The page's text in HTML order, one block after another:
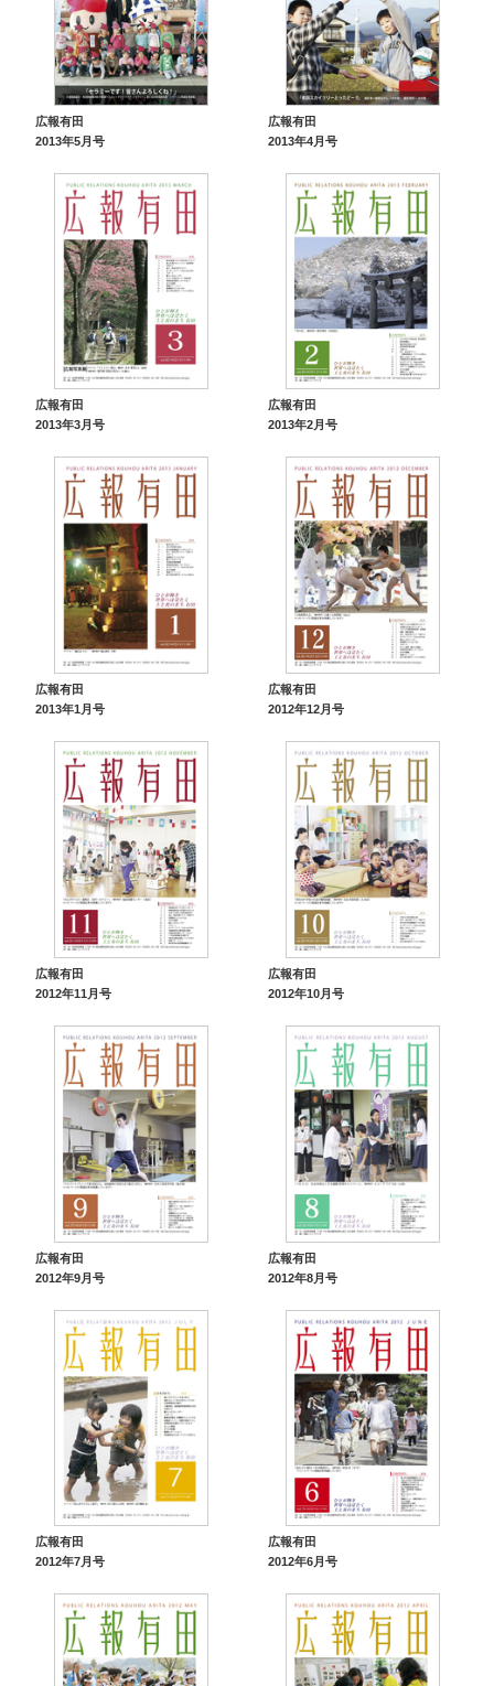
広報有田
2013年5月号
広報有田
2013年4月号
広報有田
2013年3月号
広報有田
2013年2月号
広報有田
2013年1月号
広報有田
2012年12月号
広報有田
2012年11月号
広報有田
2012年10月号
広報有田
2012年9月号
広報有田
2012年8月号
広報有田
2012年7月号
広報有田
2012年6月号